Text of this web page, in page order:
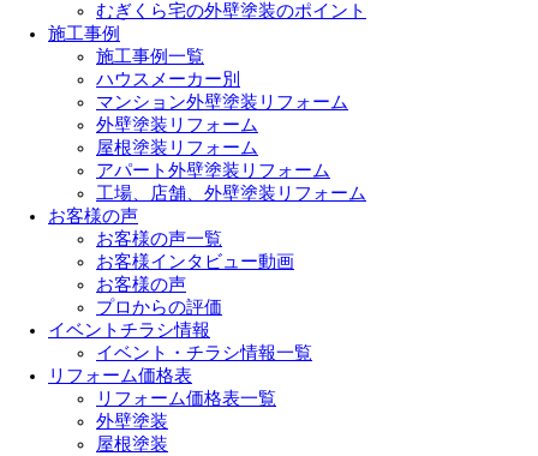
むぎくら宅の外壁塗装のポイント
施工事例
施工事例一覧
ハウスメーカー別
マンション外壁塗装リフォーム
外壁塗装リフォーム
屋根塗装リフォーム
アパート外壁塗装リフォーム
工場、店舗、外壁塗装リフォーム
お客様の声
お客様の声一覧
お客様インタビュー動画
お客様の声
プロからの評価
イベントチラシ情報
イベント・チラシ情報一覧
リフォーム価格表
リフォーム価格表一覧
外壁塗装
屋根塗装